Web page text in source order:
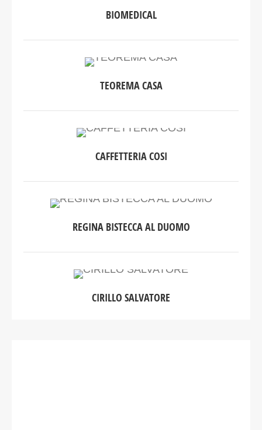
BIOMEDICAL
TEOREMA CASA
CAFFETTERIA COSI
REGINA BISTECCA AL DUOMO
CIRILLO SALVATORE